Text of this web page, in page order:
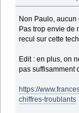
Non Paulo,
Pas trop envie de
recul sur cette
Edit : en plus, on
pas suffisamment
https://
chiffres-troublants